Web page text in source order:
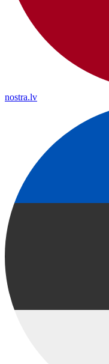
nostra.lv